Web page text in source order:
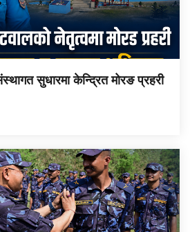
सुधारमा केन्द्रित मोरङ प्रहरी